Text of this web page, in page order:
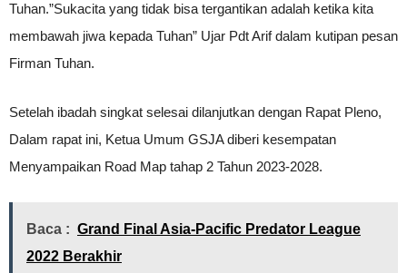
Tuhan.”Sukacita yang tidak bisa tergantikan adalah ketika kita
membawah jiwa kepada Tuhan” Ujar Pdt Arif dalam kutipan pesan
Firman Tuhan.
Setelah ibadah singkat selesai dilanjutkan dengan Rapat Pleno,
Dalam rapat ini, Ketua Umum GSJA diberi kesempatan
Menyampaikan Road Map tahap 2 Tahun 2023-2028.
Baca : Grand Final Asia-Pacific Predator League
2022 Berakhir